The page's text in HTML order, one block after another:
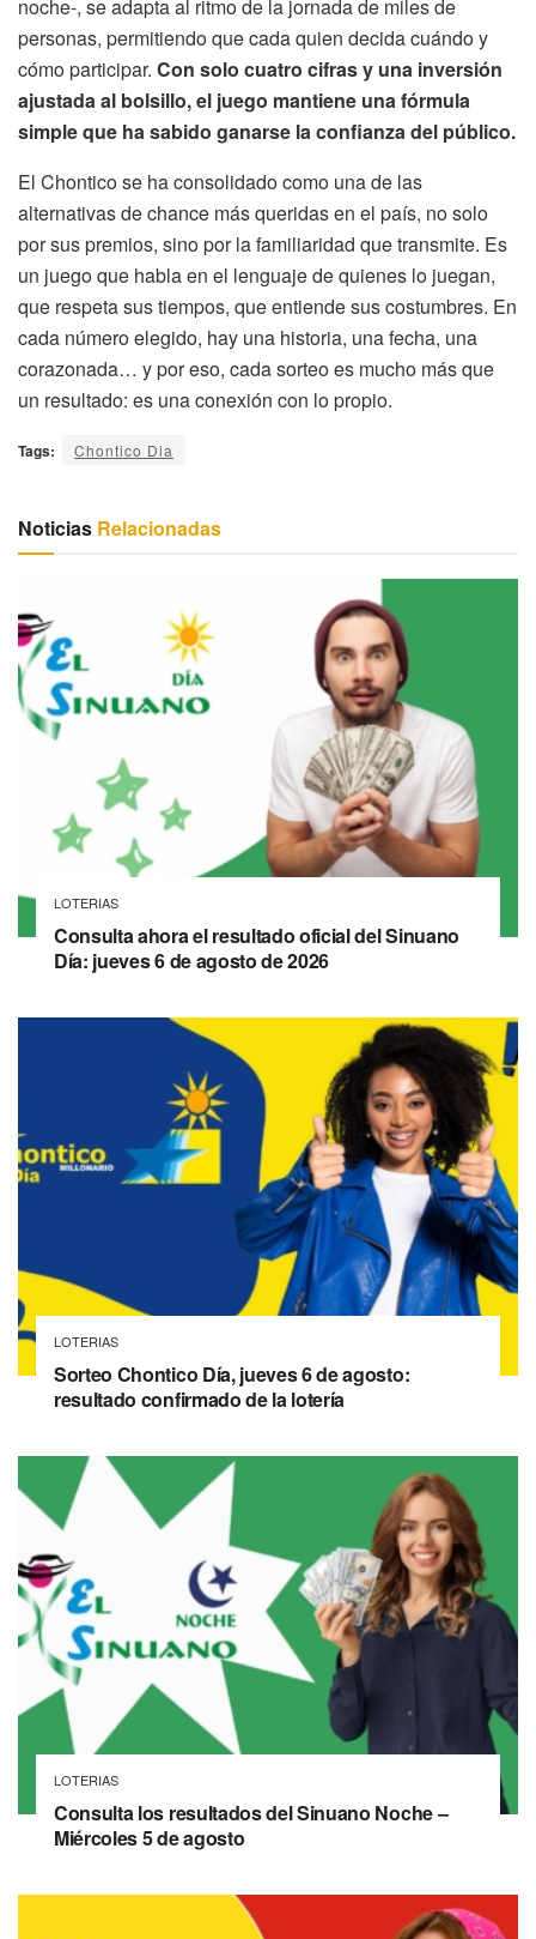
noche-, se adapta al ritmo de la jornada de miles de
personas, permitiendo que cada quien decida cuándo y
cómo participar. Con solo cuatro cifras y una inversión
ajustada al bolsillo, el juego mantiene una fórmula
simple que ha sabido ganarse la confianza del público.
El Chontico se ha consolidado como una de las
alternativas de chance más queridas en el país, no solo
por sus premios, sino por la familiaridad que transmite. Es
un juego que habla en el lenguaje de quienes lo juegan,
que respeta sus tiempos, que entiende sus costumbres. En
cada número elegido, hay una historia, una fecha, una
corazonada… y por eso, cada sorteo es mucho más que
un resultado: es una conexión con lo propio.
Tags: Chontico Dia
Noticias Relacionadas
LOTERIAS
Consulta ahora el resultado oficial del Sinuano
Día: jueves 6 de agosto de 2026
LOTERIAS
Sorteo Chontico Día, jueves 6 de agosto:
resultado confirmado de la lotería
LOTERIAS
Consulta los resultados del Sinuano Noche –
Miércoles 5 de agosto